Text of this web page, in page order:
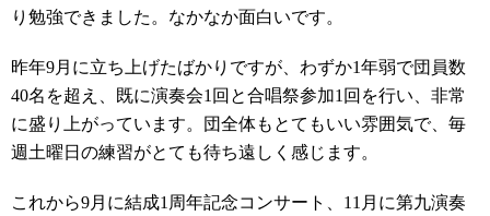
り勉強できました。なかなか面白いです。
昨年9月に立ち上げたばかりですが、わずか1年弱で団員数
40名を超え、既に演奏会1回と合唱祭参加1回を行い、非常
に盛り上がっています。団全体もとてもいい雰囲気で、毎
週土曜日の練習がとても待ち遠しく感じます。
これから9月に結成1周年記念コンサート、11月に第九演奏